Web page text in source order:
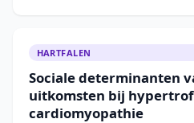
HARTFALEN
Sociale determinanten
uitkomsten bij
cardiomyopathie